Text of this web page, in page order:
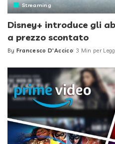
Streaming
Disney+ introduce gli
a prezzo scontato
Posted
By Francesco D'Accico 3 Min per